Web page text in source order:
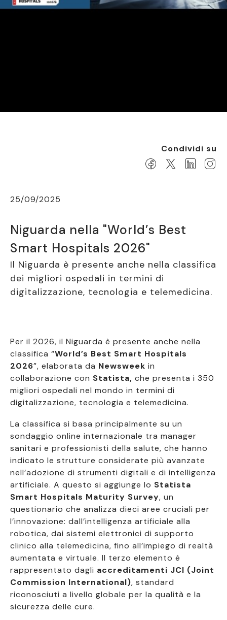
Condividi su
25/09/2025
Niguarda nella "World’s Best
Smart Hospitals 2026"
Il Niguarda è presente anche nella classifica
dei migliori ospedali in termini di
digitalizzazione, tecnologia e telemedicina.
Per il 2026, il Niguarda è presente anche nella
classifica “World’s Best Smart Hospitals
2026”, elaborata da Newsweek in
collaborazione con Statista, che presenta i 350
migliori ospedali nel mondo in termini di
digitalizzazione, tecnologia e telemedicina.
La classifica si basa principalmente su un
sondaggio online internazionale tra manager
sanitari e professionisti della salute, che hanno
indicato le strutture considerate più avanzate
nell’adozione di strumenti digitali e di intelligenza
artificiale. A questo si aggiunge lo Statista
Smart Hospitals Maturity Survey, un
questionario che analizza dieci aree cruciali per
l’innovazione: dall’intelligenza artificiale alla
robotica, dai sistemi elettronici di supporto
clinico alla telemedicina, fino all’impiego di realtà
aumentata e virtuale. Il terzo elemento è
rappresentato dagli accreditamenti JCI (Joint
Commission International), standard
riconosciuti a livello globale per la qualità e la
sicurezza delle cure.